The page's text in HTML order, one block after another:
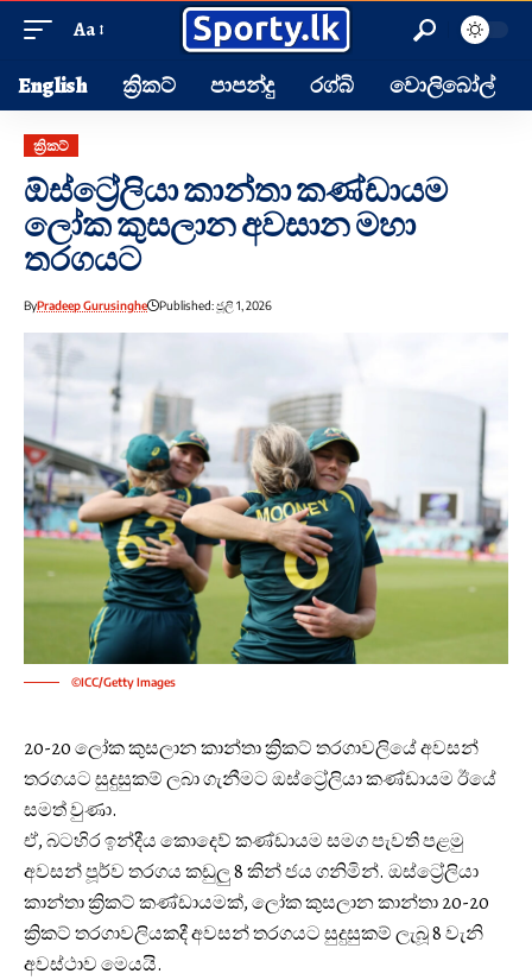
Aa
English ක්‍රිකට් පාපන්දු රග්බි වොලිබෝල්
ක්‍රිකට්
ඕස්ට්‍රේලියා කාන්තා කණ්ඩායම
ලෝක කුසලාන අවසාන මහා
තරගයට
ByPradeep Gurusinghe Published: ජූලි 1, 2026
©ICC/Getty Images
20-20 ලෝක කුසලාන කාන්තා ක්‍රිකට් තරගාවලියේ අවසන්
තරගයට සුදුසුකම් ලබා ගැනීමට ඔස්ට්‍රේලියා කණ්ඩායම ඊයේ
සමත් වුණා.
ඒ, බටහිර ඉන්දීය කොදෙව් කණ්ඩායම සමග පැවති පළමු
අවසන් පූර්ව තරගය කඩුලු 8 කින් ජය ගනිමින්. ඔස්ට්‍රේලියා
කාන්තා ක්‍රිකට් කණ්ඩායමක්, ලෝක කුසලාන කාන්තා 20-20
ක්‍රිකට් තරගාවලියකදී අවසන් තරගයට සුදුසුකම් ලැබූ 8 වැනි
අවස්ථාව මෙයයි.